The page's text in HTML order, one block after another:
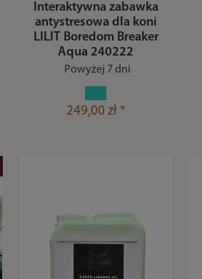
Interaktywna zabawka
antystresowa dla koni
LILIT Boredom Breaker
Aqua 240222
Powyżej 7 dni
249,00 zł *